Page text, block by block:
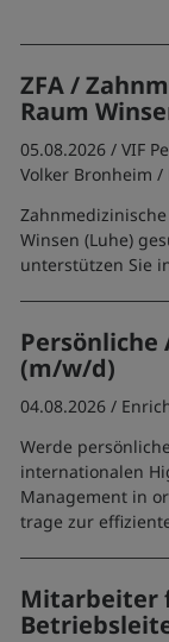
ZFA /
Raum
05.08.2026 /VIF
Volker Bronheim /
Winsen (Luhe)
unterstützen Sie
Persönliche
(m/w/d)
04.08.2026 /
Werde
internationalen
Management in
trage zur
Mitarbeiter